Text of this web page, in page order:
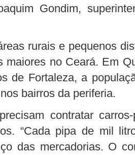
Gondim,
rurais e pequenos
maiores no Ceará. Em
de Fortaleza, a
bairros da periferia.
contratar
“Cada pipa de mil
das mercadorias. O